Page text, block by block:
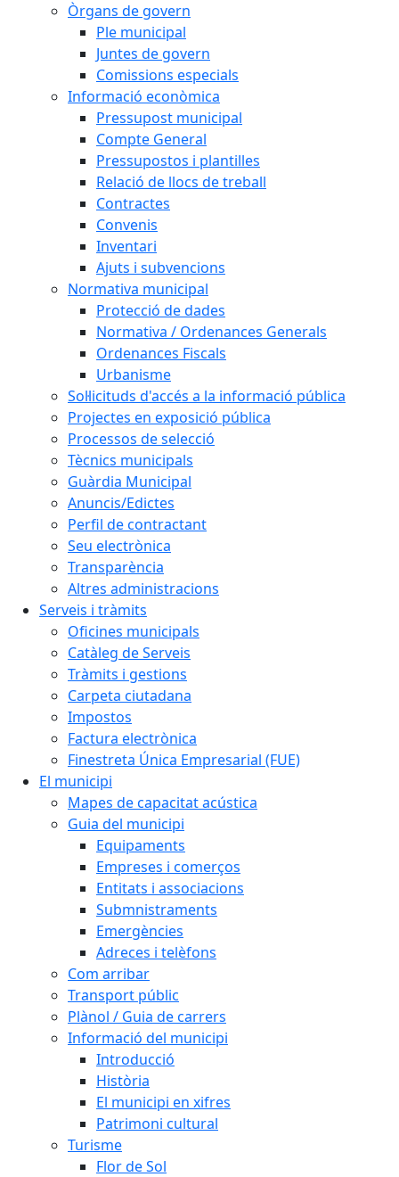
Òrgans de govern
Ple municipal
Juntes de govern
Comissions especials
Informació econòmica
Pressupost municipal
Compte General
Pressupostos i plantilles
Relació de llocs de treball
Contractes
Convenis
Inventari
Ajuts i subvencions
Normativa municipal
Protecció de dades
Normativa / Ordenances Generals
Ordenances Fiscals
Urbanisme
Sol·licituds d'accés a la informació pública
Projectes en exposició pública
Processos de selecció
Tècnics municipals
Guàrdia Municipal
Anuncis/Edictes
Perfil de contractant
Seu electrònica
Transparència
Altres administracions
Serveis i tràmits
Oficines municipals
Catàleg de Serveis
Tràmits i gestions
Carpeta ciutadana
Impostos
Factura electrònica
Finestreta Única Empresarial (FUE)
El municipi
Mapes de capacitat acústica
Guia del municipi
Equipaments
Empreses i comerços
Entitats i associacions
Submnistraments
Emergències
Adreces i telèfons
Com arribar
Transport públic
Plànol / Guia de carrers
Informació del municipi
Introducció
Història
El municipi en xifres
Patrimoni cultural
Turisme
Flor de Sol